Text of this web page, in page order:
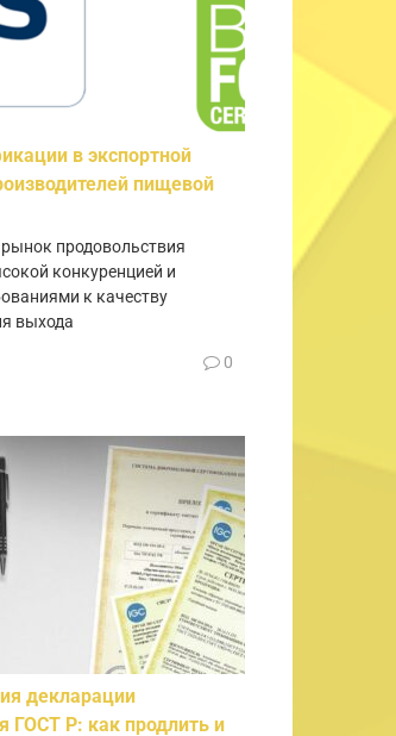
в экспортной
пищевой
продовольствия
конкуренцией и
к качеству
выхода
0
декларации
ГОСТ Р: как продлить и